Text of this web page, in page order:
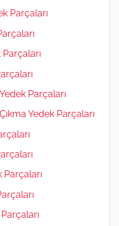
Parçaları
Parçaları
Yedek Parçaları
Parçaları